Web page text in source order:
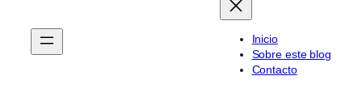
Inicio
Sobre este blog
Contacto